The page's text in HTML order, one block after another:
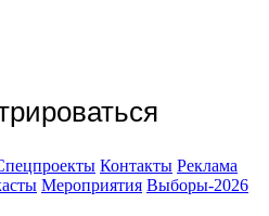
Контакты Реклама
Мероприятия Выборы-2026